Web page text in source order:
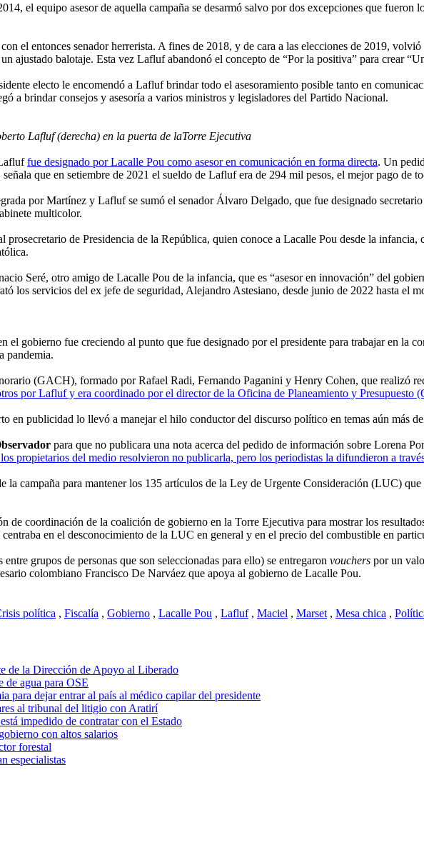
el equipo asesor de aquella campaña se desarmó salvo por dos excepciones que fueron
el entonces senador herrerista. A fines de 2018, y de cara a las elecciones de 2019,
ajustado balotaje. Esta vez Lafluf abandonó el concepto de “Por la positiva” para crear
electo le encomendó a Lafluf brindar todo el asesoramiento posible tanto en
a brindar consejos y asesoría a varios ministros y legisladores del Partido Nacional.
Lafluf (derecha) en la puerta de laTorre Ejecutiva
fue designado por Lacalle Pou como asesor en comunicación en forma directa. Un
que en setiembre de 2021 el sueldo de Lafluf era de 294 mil pesos, el mejor pago de
por Martínez y Lafluf se sumó el senador Álvaro Delgado, que fue designado
multicolor.
prosecretario de Presidencia de la República, quien conoce a Lacalle Pou desde la
Seré, otro amigo de Lacalle Pou de la infancia, que es “asesor en innovación” del
los servicios del ex jefe de seguridad, Alejandro Astesiano, desde junio de 2022 hasta el
el gobierno fue creciendo al punto que fue designado por el presidente para trabajar en la
pandemia.
(GACH), formado por Rafael Radi, Fernando Paganini y Henry Cohen, que realizó
por Lafluf y era coordinado por el director de la Oficina de Planeamiento y Presupuesto
en publicidad lo llevó a manejar el hilo conductor del discurso político en temas aún más
para que no publicara una nota acerca del pedido de información sobre Lorena
propietarios del medio resolvieron no publicarla, pero los periodistas la difundieron a
la campaña para mantener los 135 artículos de la Ley de Urgente Consideración (LUC)
de coordinación de la coalición de gobierno en la Torre Ejecutiva para mostrar los
en el desconocimiento de la LUC en general y en el precio del combustible en
entre grupos de personas que son seleccionadas para ello) se entregaron vouchers por un
colombiano Francisco De Narváez que apoya al gobierno de Lacalle Pou.
política , Fiscalía , Gobierno , Lacalle Pou , Lafluf , Maciel , Marset , Mesa chica ,
de la Dirección de Apoyo al Liberado
de agua para OSE
para dejar entrar al país al médico capilar del presidente
al tribunal del litigio con Aratirí
impedido de contratar con el Estado
con altos salarios
forestal
especialistas